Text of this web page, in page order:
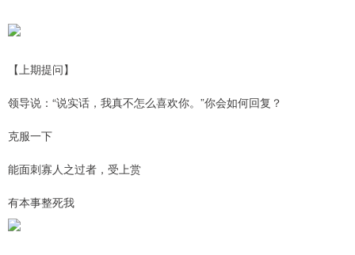
【上期提问】
领导说：“说实话，我真不怎么喜欢你。”你会如何回复？
克服一下
能面刺寡人之过者，受上赏
有本事整死我